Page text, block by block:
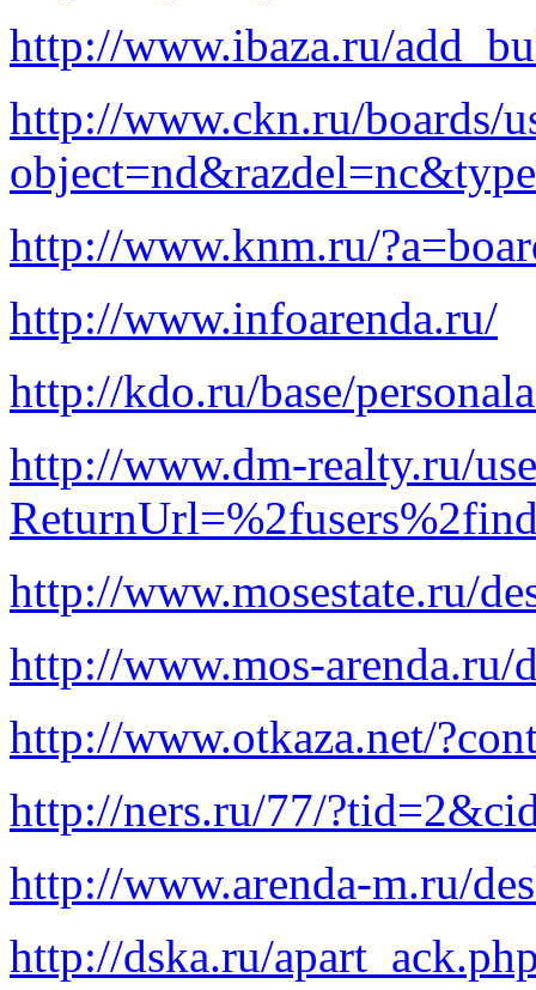
http://www.ibaza.ru/
http://www.ckn.ru/boards/
http://www.knm.ru/
http://www.infoarenda.ru/
http://kdo.ru/base/
http://www.dm-realty.ru/
http://www.mosestate.ru/
http://www.mos-arenda.ru/
http://www.otkaza.net/
http://ners.ru/77/
http://www.arenda-m.ru/
http://dska.ru/